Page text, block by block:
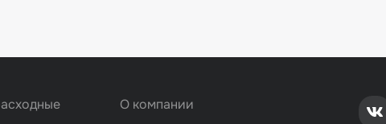
О компании